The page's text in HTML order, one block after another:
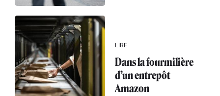
LIRE
Dans la fourmilière
d’un entrepôt
Amazon